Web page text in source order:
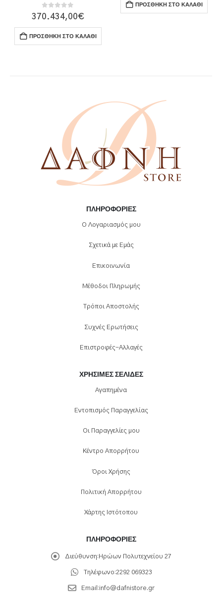
0 out of 5
370.434,00€
ΠΡΟΣΘΉΚΗ ΣΤΟ ΚΑΛΆΘΙ
ΠΡΟΣΘΉΚΗ ΣΤΟ ΚΑΛΆΘΙ
ΠΛΗΡΟΦΟΡΊΕΣ
Ο Λογαριασμός μου
Σχετικά με Εμάς
Επικοινωνία
Μέθοδοι Πληρωμής
Τρόποι Αποστολής
Συχνές Ερωτήσεις
Επιστροφές-Αλλαγές
ΧΡΉΣΙΜΕΣ ΣΕΛΊΔΕΣ
Αγαπημένα
Εντοπισμός Παραγγελίας
Οι Παραγγελίες μου
Κέντρο Απορρήτου
Όροι Χρήσης
Πολιτική Απορρήτου
Χάρτης Ιστότοπου
ΠΛΗΡΟΦΟΡΊΕΣ
Διεύθυνση: Ηρώων Πολυτεχνείου 27
Τηλέφωνο:2292 069323
Email:info@dafnistore.gr